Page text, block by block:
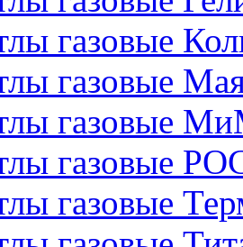
газовые
газовые
газовые
газовые
газовые